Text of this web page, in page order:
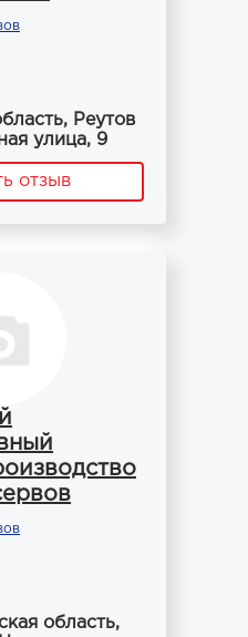
Реутов
улица, 9
отзыв
область,